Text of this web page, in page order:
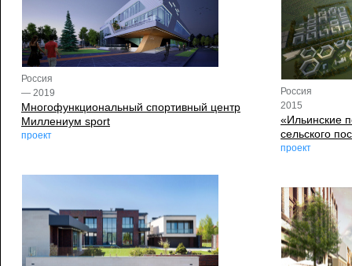
Россия
— 2019
Многофункциональный спортивный центр
Миллениум sport
проект
Россия
2015
«Ильинские
сельского
проект